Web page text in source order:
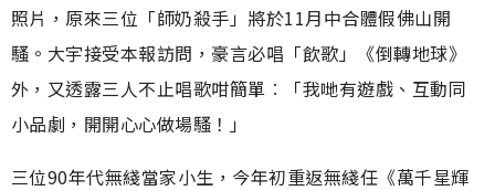
照片，原來三位「師奶殺手」將於11月中合體假佛山開
騷。大宇接受本報訪問，豪言必唱「飲歌」《倒轉地球》
外，又透露三人不止唱歌咁簡單︰「我哋有遊戲、互動同
小品劇，開開心心做場騷！」
三位90年代無綫當家小生，今年初重返無綫任《萬千星輝